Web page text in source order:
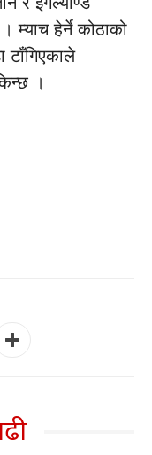
म्याच हेर्ने कोठाको
टाँगिएकाले
।